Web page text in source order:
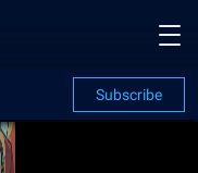
Subscribe